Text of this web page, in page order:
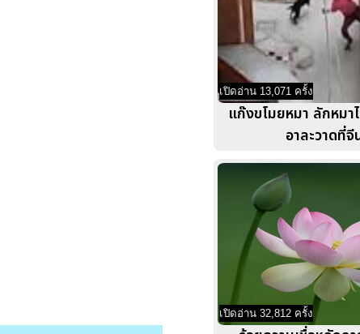
เปิดอ่าน 13,071 ครั้ง
แก๊งขโมยหมา ลักหมา
อาละวาดที่จี
เปิดอ่าน 32,812 ครั้ง